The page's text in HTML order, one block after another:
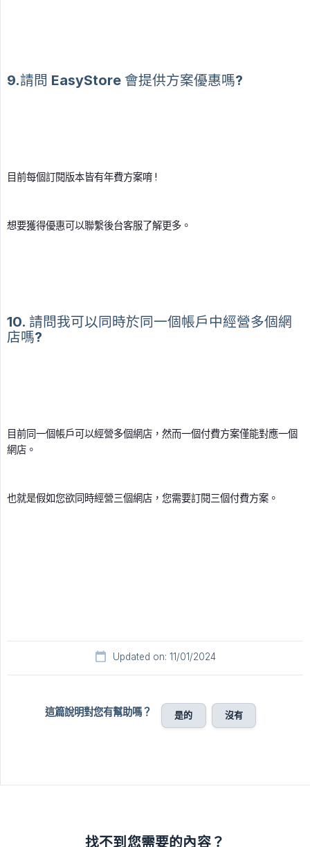
9.請問 EasyStore 會提供方案優惠嗎?
目前每個訂閱版本皆有年費方案唷 !
想要獲得優惠可以聯繫後台客服了解更多。
10. 請問我可以同時於同一個帳戶中經營多個網
店嗎?
目前同一個帳戶可以經營多個網店，然而一個付費方案僅能對應一個
網店。
也就是假如您欲同時經營三個網店，您需要訂閱三個付費方案。
Updated on: 11/01/2024
這篇說明對您有幫助嗎？ 是的 沒有
找不到您需要的內容？